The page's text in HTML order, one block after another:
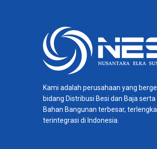
Kami adalah perusahaan yang
bidang Distribusi Besi dan Baja serta
Bahan Bangunan terbesar,
terintegrasi di Indonesia.